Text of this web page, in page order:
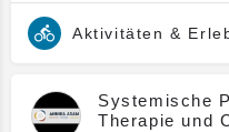
Aktivitäten &
Systemische
Therapie und